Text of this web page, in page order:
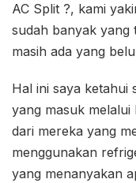
AC Split ?, kami
sudah banyak yang
masih ada yang
Hal ini saya ketahui
yang masuk
dari mereka yang
menggunakan
yang menanyakan